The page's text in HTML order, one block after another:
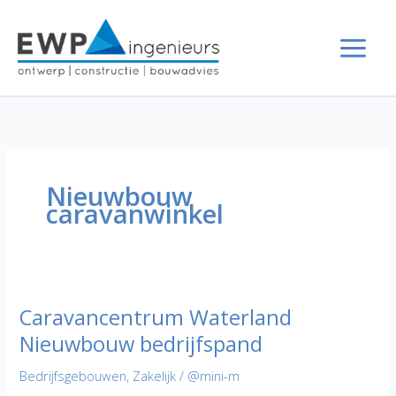
inhoud
Nieuwbouw
caravanwinkel
Caravancentrum Waterland
Nieuwbouw bedrijfspand
Bedrijfsgebouwen, Zakelijk / @mini-m